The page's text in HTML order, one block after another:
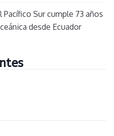
Sur cumple 73 años
desde Ecuador